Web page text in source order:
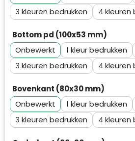
3
4
Bottom pd (100x53 mm)
Onbewerkt
1
3
4
Bovenkant (80x30 mm)
Onbewerkt
1
3
4